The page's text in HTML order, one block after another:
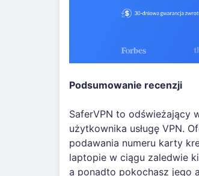
Podsumowanie recenzji
SaferVPN to odświeżający
użytkownika usługę VPN.
podawania numeru karty
laptopie w ciągu zaledwie
a ponadto pokochasz jego